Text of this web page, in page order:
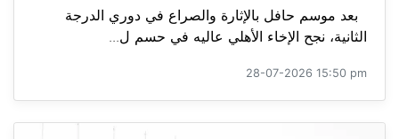
بعد موسم حافل بالإثارة والصراع في دوري الدرجة
الثانية، نجح الإخاء الأهلي عاليه في حسم ل...
28-07-2026 15:50 pm